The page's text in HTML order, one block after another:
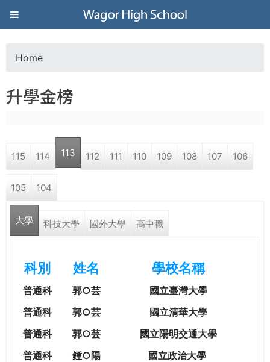
Jump to navigation
葳
格
高
學
o
a
r
e
e
Home
升學金榜
115 114 113 112 111 110 109 108 107 106
105 104
大學 科技大學 國外大學 高中職
科別 姓名 學校名稱
普通科 郭○芸
國立臺灣大學
普通科
郭○芸
國立清華大學
普通科
郭○芸
國立陽明交通大學
普通科
鍾○陽
國立政治大學